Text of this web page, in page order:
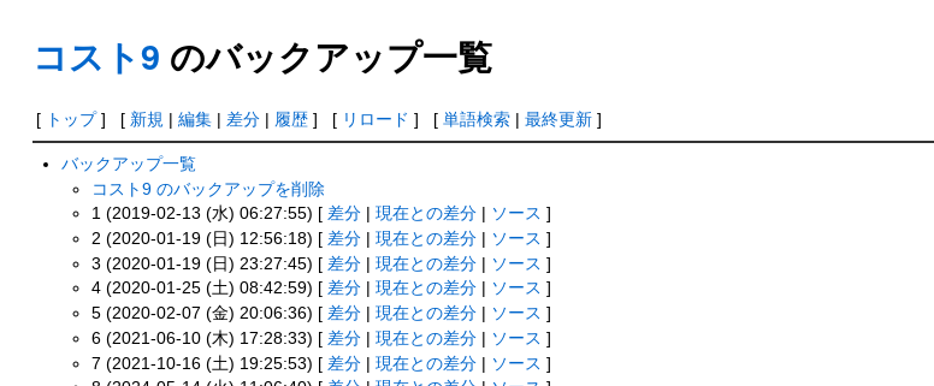
コスト9 のバックアップ一覧
[ トップ] [ 新規| 編集| 差分| 履歴] [ リロード ] [ 単語検索| 最終更新]
バックアップ一覧
コスト9 のバックアップを削除
1 (2019-02-13 (水) 06:27:55) [ 差分| 現在との差分| ソース ]
2 (2020-01-19 (日) 12:56:18) [ 差分| 現在との差分| ソース ]
3 (2020-01-19 (日) 23:27:45) [ 差分| 現在との差分| ソース ]
4 (2020-01-25 (土) 08:42:59) [ 差分| 現在との差分| ソース ]
5 (2020-02-07 (金) 20:06:36) [ 差分| 現在との差分| ソース ]
6 (2021-06-10 (木) 17:28:33) [ 差分| 現在との差分| ソース ]
7 (2021-10-16 (土) 19:25:53) [ 差分| 現在との差分| ソース ]